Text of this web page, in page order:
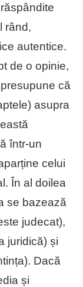
rând,
autentice.
de o opinie,
că
asupra
într-un
celui
În al doilea
se bazează
judecat),
juridică) și
Dacă
și